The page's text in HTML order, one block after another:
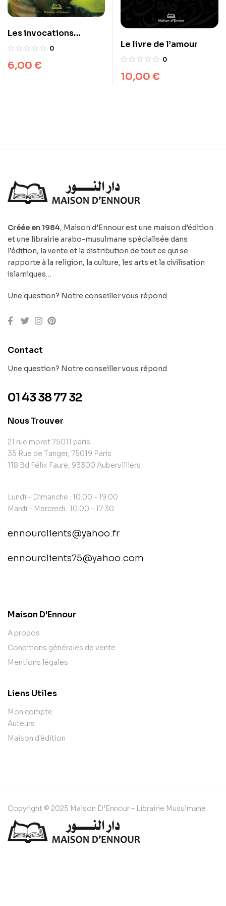
Les invocations
exaucées 0
6,00 €
Le livre de l’amour
0
10,00 €
Créée en 1984, Maison d’Ennour est une maison d’édition
et une librairie arabo-musulmane spécialisée dans
l’édition, la vente et la distribution de tout ce qui se
rapporte à la religion, la culture, les arts et la civilisation
islamiques…
Une question? Notre conseiller vous répond
Contact
Une question? Notre conseiller vous répond
01 43 38 77 32
Nous Trouver
21 rue moret 75011 paris
35 Rue de Tanger, 75019 Paris
118 Bd Félix Faure, 93300 Aubervilliers
Lundi – Dimanche : 10:00 – 19:00
Mardi – Mercredi : 10:00 – 17:30
ennourclients@yahoo.fr
ennourclients75@yahoo.com
Maison D'Ennour
A propos
Conditions générales de vente
Mentions légales
Liens Utiles
Mon compte
Auteurs
Maison d'édition
Copyright © 2025 Maison D’Ennour – Librairie Musulmane